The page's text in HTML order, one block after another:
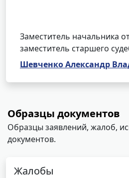
Заместитель начальника
заместитель старшего
Шевченко Александр
Образцы документов
Образцы заявлений, жалоб,
документов.
Жалобы